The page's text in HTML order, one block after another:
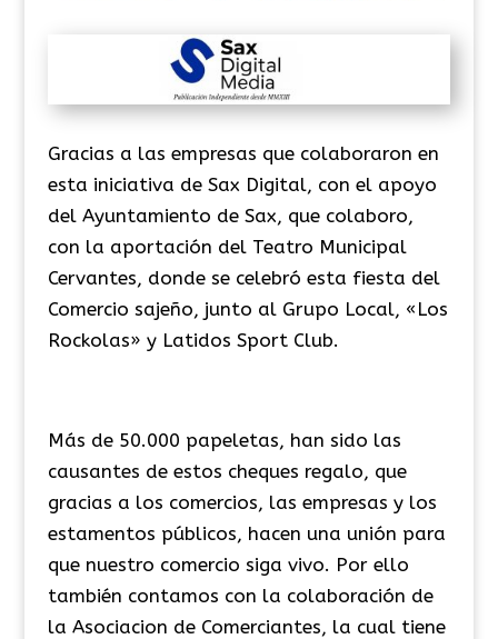
Gracias a las empresas que colaboraron en
esta iniciativa de Sax Digital, con el apoyo
del Ayuntamiento de Sax, que colaboro,
con la aportación del Teatro Municipal
Cervantes, donde se celebró esta fiesta del
Comercio sajeño, junto al Grupo Local, «Los
Rockolas» y Latidos Sport Club.
Más de 50.000 papeletas, han sido las
causantes de estos cheques regalo, que
gracias a los comercios, las empresas y los
estamentos públicos, hacen una unión para
que nuestro comercio siga vivo. Por ello
también contamos con la colaboración de
la Asociacion de Comerciantes, la cual tiene